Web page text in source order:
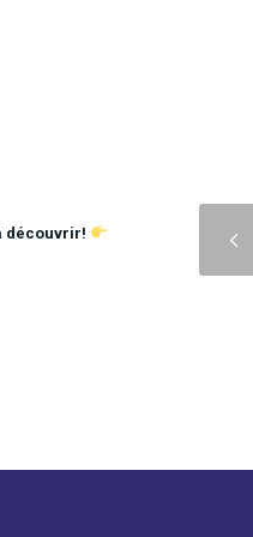
découvrir!